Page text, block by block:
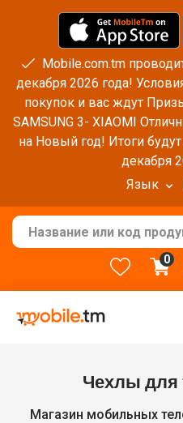
Mobile.com.tm
декабря 2026 года!
покупок и вас ждут
SAMSUNG 3- XIAOMI
на Новый год! Итоги
декабря
Язык
0
Чехлы для
Магазин мобильных